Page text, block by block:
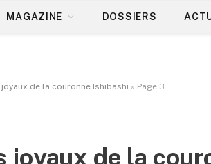
MAGAZINE DOSSIERS
joyaux de la couronne Ishibashi » Page 3
joyaux de la